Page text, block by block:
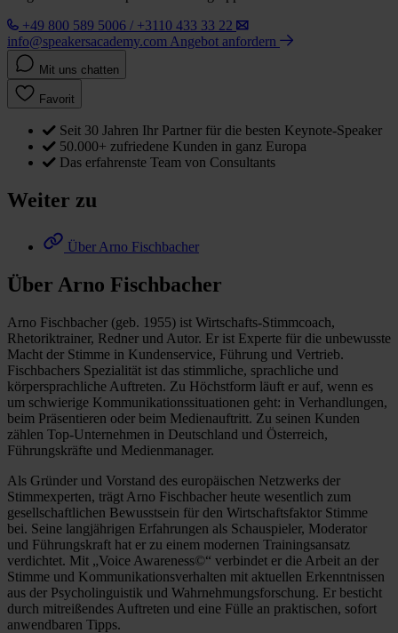
+49 800 589 5006 / +3110 433 33 22
info@speakersacademy.com Angebot anfordern
Mit uns chatten
Favorit
Seit 30 Jahren Ihr Partner für die besten Keynote-Speaker
50.000+ zufriedene Kunden in ganz Europa
Das erfahrenste Team von Consultants
Weiter zu
Über Arno Fischbacher
Über Arno Fischbacher
Arno Fischbacher (geb. 1955) ist Wirtschafts-Stimmcoach,
Rhetoriktrainer, Redner und Autor. Er ist Experte für die unbewusste
Macht der Stimme in Kundenservice, Führung und Vertrieb.
Fischbachers Spezialität ist das stimmliche, sprachliche und
körpersprachliche Auftreten. Zu Höchstform läuft er auf, wenn es
um schwierige Kommunikationssituationen geht: in Verhandlungen,
beim Präsentieren oder beim Medienauftritt. Zu seinen Kunden
zählen Top-Unternehmen in Deutschland und Österreich,
Führungskräfte und Medienmanager.
Als Gründer und Vorstand des europäischen Netzwerks der
Stimmexperten, trägt Arno Fischbacher heute wesentlich zum
gesellschaftlichen Bewusstsein für den Wirtschaftsfaktor Stimme
bei. Seine langjährigen Erfahrungen als Schauspieler, Moderator
und Führungskraft hat er zu einem modernen Trainingsansatz
verdichtet. Mit „Voice Awareness©“ verbindet er die Arbeit an der
Stimme und Kommunikationsverhalten mit aktuellen Erkenntnissen
aus der Psycholinguistik und Wahrnehmungsforschung. Er besticht
durch mitreißendes Auftreten und eine Fülle an praktischen, sofort
anwendbaren Tipps.